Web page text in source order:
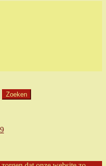
Zoeken
Huidige